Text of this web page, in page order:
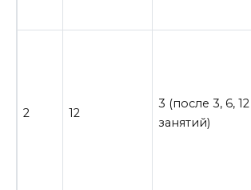
2 12
3 (после 3, 6, 12
занятий)